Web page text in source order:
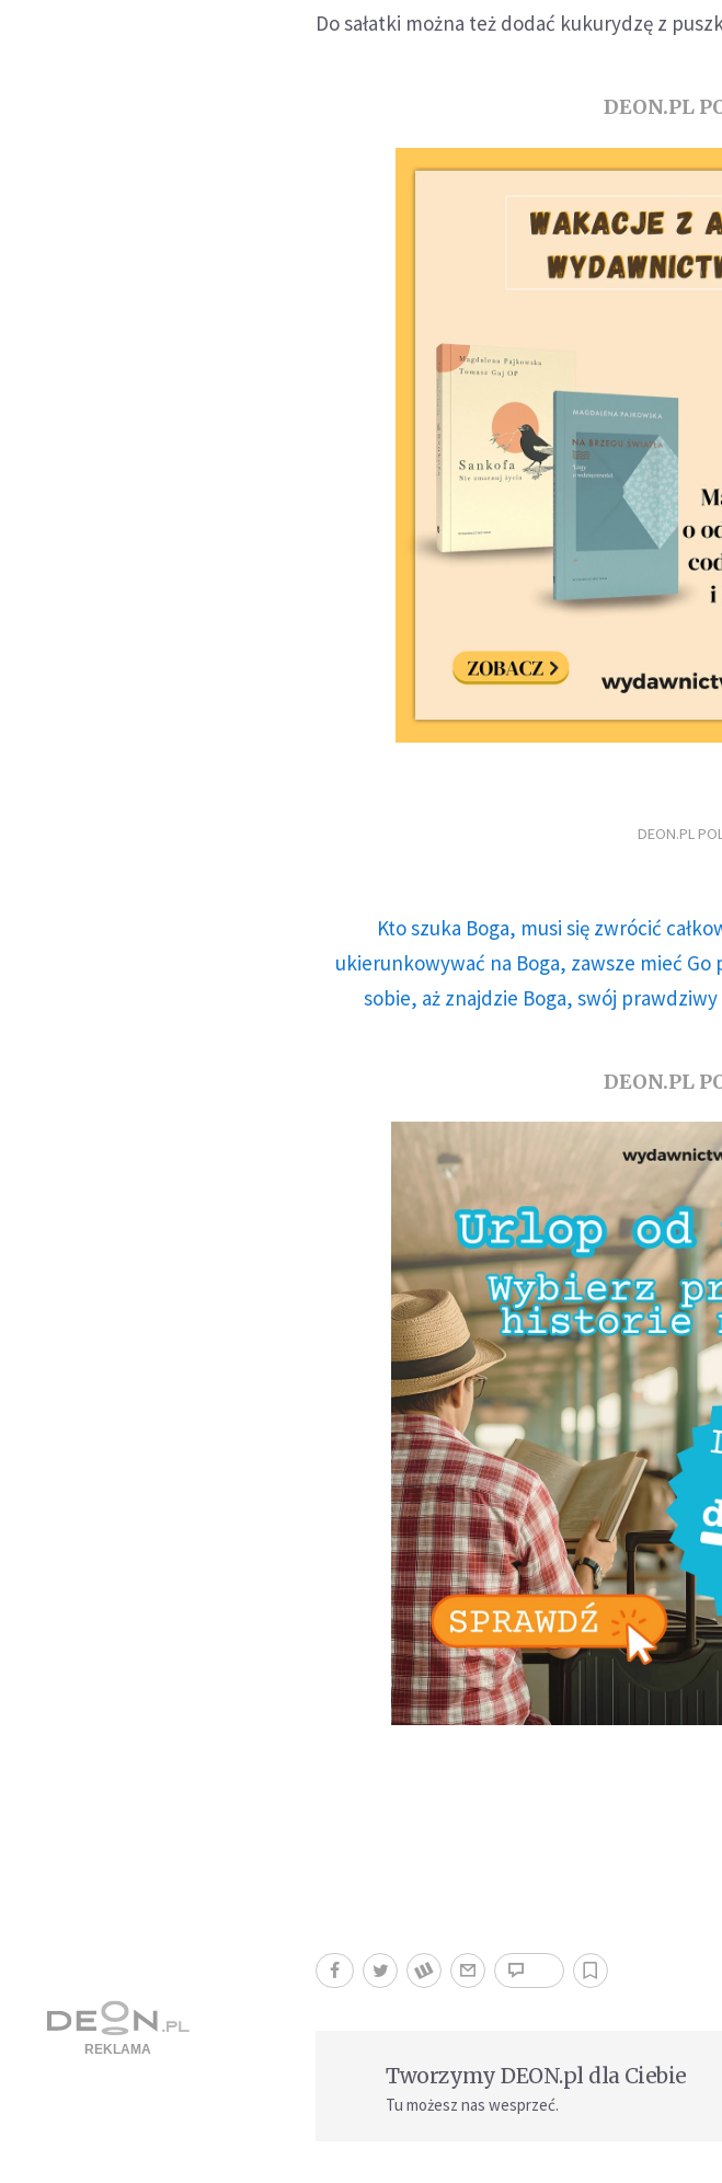
Do sałatki można też dodać kukurydzę z
DEON.PL
DEON.PL
Kto szuka Boga, musi się zwrócić
ukierunkowywać na Boga, zawsze mieć
sobie, aż znajdzie Boga, swój
DEON.PL
Tworzymy DEON.pl dla Ciebie
Tu możesz nas wesprzeć.